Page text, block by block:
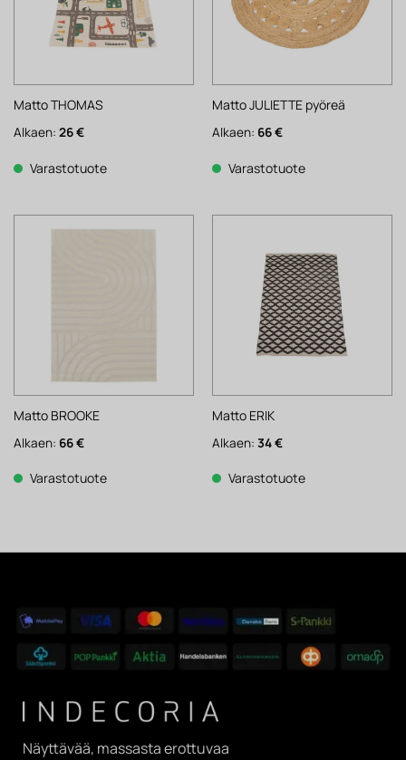
Matto THOMAS
Alkaen: 26€
Varastotuote
Matto JULIETTE pyöreä
Alkaen: 66€
Varastotuote
Matto BROOKE
Alkaen: 66€
Varastotuote
Matto ERIK
Alkaen: 34€
Varastotuote
Näyttävää, massasta erottuvaa